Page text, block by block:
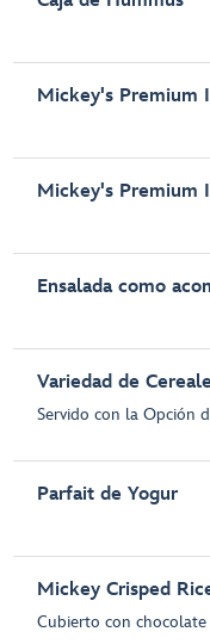
Mickey's Premium
Mickey's Premium
Ensalada como
Variedad de
Servido con la Opción
Parfait de Yogur
Mickey Crisped
Cubierto con chocolate